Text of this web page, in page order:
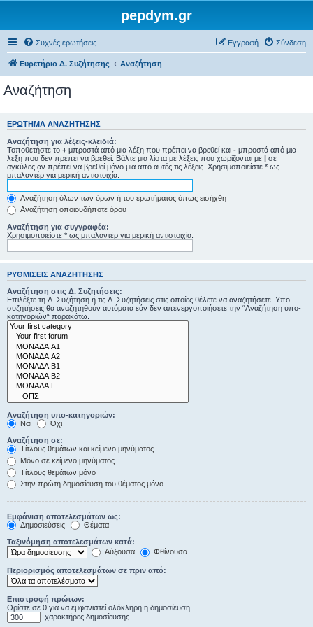
pepdym.gr
Συχνές ερωτήσεις Σύνδεση
Εγγραφή
Ευρετήριο Δ. Συζήτησης Αναζήτηση
Αναζήτηση
ΕΡΏΤΗΜΑ ΑΝΑΖΉΤΗΣΗΣ
Αναζήτηση για λέξεις-κλειδιά:
Τοποθετήστε το + μπροστά από μια λέξη που πρέπει να βρεθεί και - μπροστά από μια
λέξη που δεν πρέπει να βρεθεί. Βάλτε μια λίστα με λέξεις που χωρίζονται με | σε
αγκύλες αν πρέπει να βρεθεί μόνο μια από αυτές τις λέξεις. Χρησιμοποιείστε * ως
μπαλαντέρ για μερική αντιστοιχία.
Αναζήτηση όλων των όρων ή του ερωτήματος όπως εισήχθη
Αναζήτηση οποιουδήποτε όρου
Αναζήτηση για συγγραφέα:
Χρησιμοποιείστε * ως μπαλαντέρ για μερική αντιστοιχία.
ΡΥΘΜΊΣΕΙΣ ΑΝΑΖΉΤΗΣΗΣ
Αναζήτηση στις Δ. Συζητήσεις:
Επιλέξτε τη Δ. Συζήτηση ή τις Δ. Συζητήσεις στις οποίες θέλετε να αναζητήσετε. Υπο-
συζητήσεις θα αναζητηθούν αυτόματα εάν δεν απενεργοποιήσετε την “Αναζήτηση υπο-
κατηγοριών“ παρακάτω.
Αναζήτηση υπο-κατηγοριών:
Ναι
Όχι
Αναζήτηση σε:
Τίτλους θεμάτων και κείμενο μηνύματος
Μόνο σε κείμενο μηνύματος
Τίτλους θεμάτων μόνο
Στην πρώτη δημοσίευση του θέματος μόνο
Εμφάνιση αποτελεσμάτων ως:
Δημοσιεύσεις
Θέματα
Ταξινόμηση αποτελεσμάτων κατά:
Αύξουσα
Φθίνουσα
Περιορισμός αποτελεσμάτων σε πριν από:
Επιστροφή πρώτων:
Ορίστε σε 0 για να εμφανιστεί ολόκληρη η δημοσίευση.
χαρακτήρες δημοσίευσης